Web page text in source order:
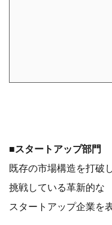
■スタートアップ部門
既存の市場構造を打破
挑戦している革新的な
スタートアップ企業を